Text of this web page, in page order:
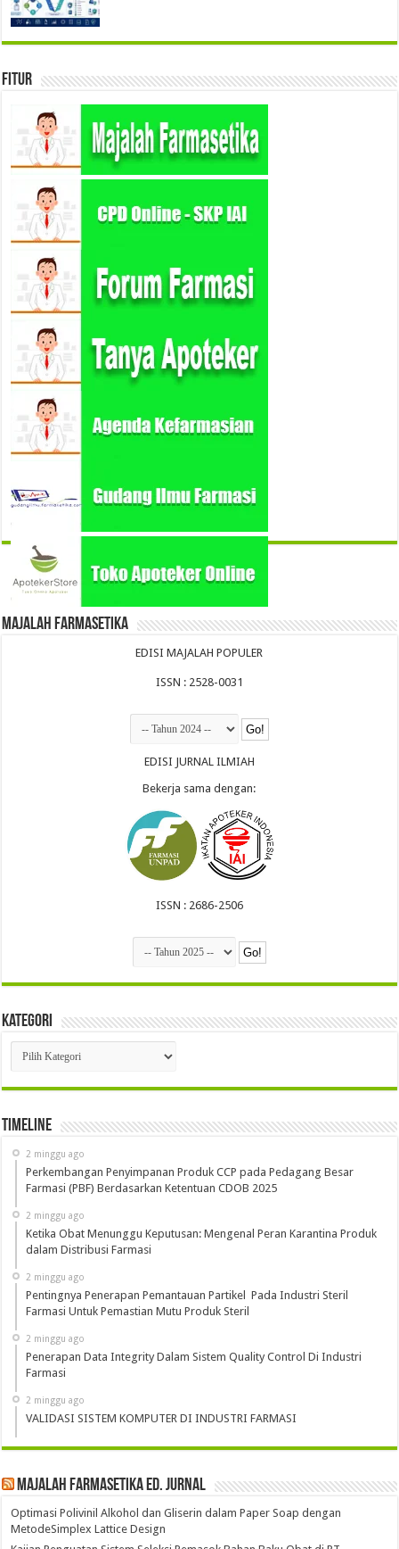
Fitur
Majalah Farmasetika
EDISI MAJALAH POPULER
ISSN : 2528-0031
EDISI JURNAL ILMIAH
Bekerja sama dengan:
ISSN : 2686-2506
Kategori
Kategori
Timeline
2 minggu ago
Perkembangan Penyimpanan Produk CCP pada Pedagang Besar
Farmasi (PBF) Berdasarkan Ketentuan CDOB 2025
2 minggu ago
Ketika Obat Menunggu Keputusan: Mengenal Peran Karantina Produk
dalam Distribusi Farmasi
2 minggu ago
Pentingnya Penerapan Pemantauan Partikel Pada Industri Steril
Farmasi Untuk Pemastian Mutu Produk Steril
2 minggu ago
Penerapan Data Integrity Dalam Sistem Quality Control Di Industri
Farmasi
2 minggu ago
VALIDASI SISTEM KOMPUTER DI INDUSTRI FARMASI
Majalah Farmasetika Ed. Jurnal
Optimasi Polivinil Alkohol dan Gliserin dalam Paper Soap dengan
MetodeSimplex Lattice Design